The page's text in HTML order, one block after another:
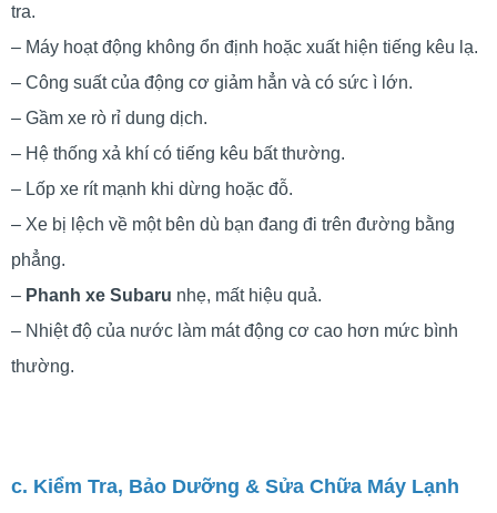
tra.
– Máy hoạt động không ổn định hoặc xuất hiện tiếng kêu lạ.
– Công suất của động cơ giảm hẳn và có sức ì lớn.
– Gầm xe rò rỉ dung dịch.
– Hệ thống xả khí có tiếng kêu bất thường.
– Lốp xe rít mạnh khi dừng hoặc đỗ.
– Xe bị lệch về một bên dù bạn đang đi trên đường bằng
phẳng.
– Phanh xe Subaru nhẹ, mất hiệu quả.
– Nhiệt độ của nước làm mát động cơ cao hơn mức bình
thường.
c. Kiểm Tra, Bảo Dưỡng & Sửa Chữa Máy Lạnh